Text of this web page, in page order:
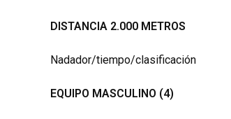
DISTANCIA 2.000 METROS
Nadador/tiempo/clasificación
EQUIPO MASCULINO (4)